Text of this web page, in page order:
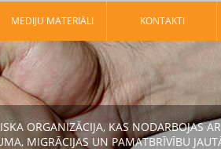
MEDIJU MATERIĀLI KONTAKTI
ORGANIZĀCIJA, KAS NODARBOJAS AR
MIGRĀCIJAS UN PAMATBRĪVĪBU